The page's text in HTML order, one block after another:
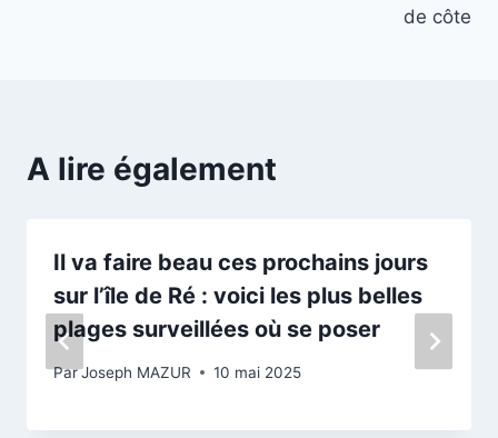
de côte
A lire également
Il va faire beau ces prochains jours
sur l’île de Ré : voici les plus belles
plages surveillées où se poser
ParJoseph MAZUR 10 mai 2025